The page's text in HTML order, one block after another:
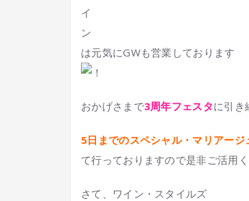
は元気にGWも営業しております
おかげさまで3周年フェスタに引き
5日までのスペシャル・マリアージ
て行っておりますので是非ご活用く
さて、ワイン・スタイルズ